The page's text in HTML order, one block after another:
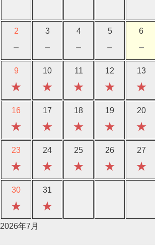
2
－
3
－
4
－
5
－
6
－
9
★
10
★
11
★
12
★
13
★
16
★
17
★
18
★
19
★
20
★
23
★
24
★
25
★
26
★
27
★
30
★
31
★
2026年7月